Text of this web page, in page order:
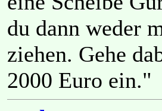
du dann weder
ziehen. Gehe
2000 Euro ein."